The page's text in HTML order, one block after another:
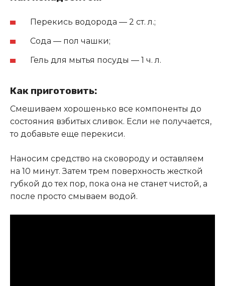
Перекись водорода — 2 ст. л.;
Сода — пол чашки;
Гель для мытья посуды — 1 ч. л.
Как приготовить:
Смешиваем хорошенько все компоненты до
состояния взбитых сливок. Если не получается,
то добавьте еще перекиси.
Наносим средство на сковороду и оставляем
на 10 минут. Затем трем поверхность жесткой
губкой до тех пор, пока она не станет чистой, а
после просто смываем водой.